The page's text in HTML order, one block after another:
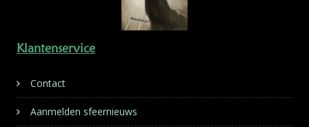
Klantenservice
Contact
Aanmelden sfeernieuws